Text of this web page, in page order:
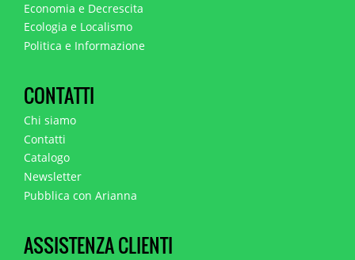
Economia e Decrescita
Ecologia e Localismo
Politica e Informazione
CONTATTI
Chi siamo
Contatti
Catalogo
Newsletter
Pubblica con Arianna
ASSISTENZA CLIENTI